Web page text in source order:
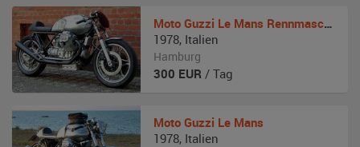
Moto Guzzi Le Mans Rennmaschine
1978, Italien
Hamburg
300 EUR / Tag
Moto Guzzi Le Mans
1978, Italien